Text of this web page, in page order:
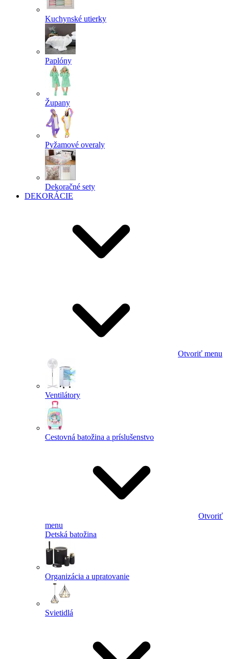
Kuchynské utierky
Paplóny
Župany
Pyžamové overaly
Dekoračné sety
DEKORÁCIE
Otvoriť menu
Ventilátory
Cestovná batožina a príslušenstvo
Otvoriť
menu
Detská batožina
Organizácia a upratovanie
Svietidlá